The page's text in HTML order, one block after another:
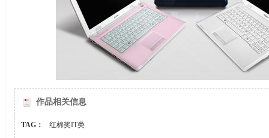
作品相关信息
TAG： 红棉奖IT类